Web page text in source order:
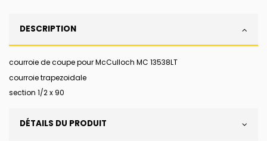
DESCRIPTION
courroie de coupe pour McCulloch MC 13538LT
courroie trapezoidale
section 1/2 x 90
DÉTAILS DU PRODUIT